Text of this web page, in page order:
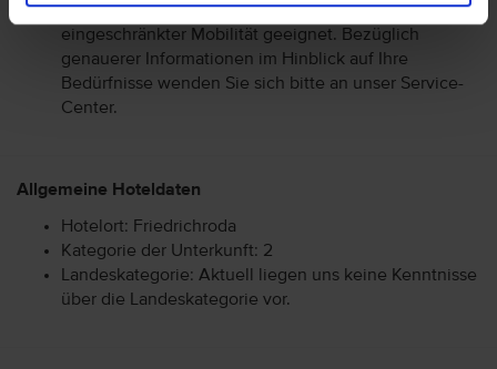
Die Reise ist im Allgemeinen nicht für Personen mit
eingeschränkter Mobilität geeignet. Bezüglich
genauerer Informationen im Hinblick auf Ihre
Bedürfnisse wenden Sie sich bitte an unser Service-
Center.
Allgemeine Hoteldaten
Hotelort: Friedrichroda
Kategorie der Unterkunft: 2
Landeskategorie: Aktuell liegen uns keine Kenntnisse
über die Landeskategorie vor.